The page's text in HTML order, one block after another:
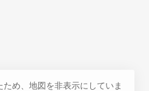
め、地図を非表示にしていま